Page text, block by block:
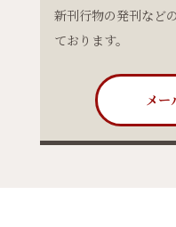
新刊行物の発刊など
ております。
メー